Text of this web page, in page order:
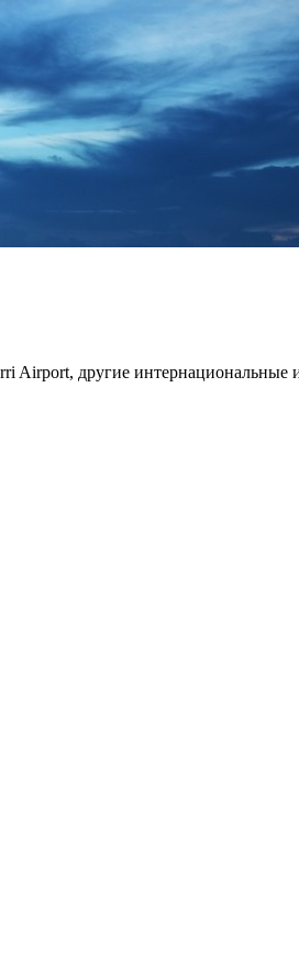
Airport, другие интернациональные